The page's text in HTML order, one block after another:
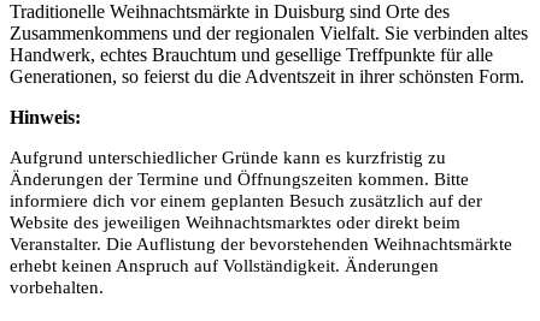
Traditionelle Weihnachtsmärkte in Duisburg sind Orte des
Zusammenkommens und der regionalen Vielfalt. Sie verbinden altes
Handwerk, echtes Brauchtum und gesellige Treffpunkte für alle
Generationen, so feierst du die Adventszeit in ihrer schönsten Form.
Hinweis:
Aufgrund unterschiedlicher Gründe kann es kurzfristig zu
Änderungen der Termine und Öffnungszeiten kommen. Bitte
informiere dich vor einem geplanten Besuch zusätzlich auf der
Website des jeweiligen Weihnachtsmarktes oder direkt beim
Veranstalter. Die Auflistung der bevorstehenden Weihnachtsmärkte
erhebt keinen Anspruch auf Vollständigkeit. Änderungen
vorbehalten.